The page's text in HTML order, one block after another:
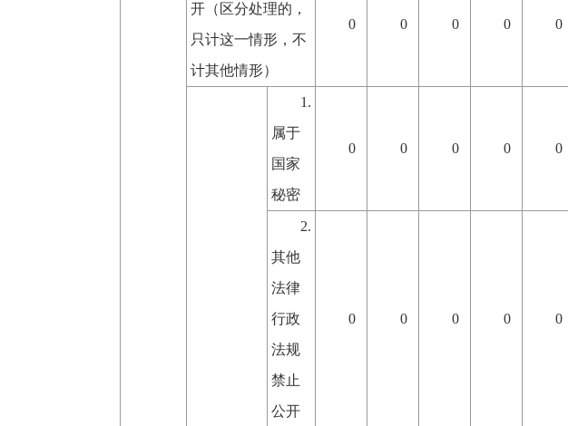
开（区分处理的，
只计这一情形，不
计其他情形）
0 0 0 0 0
1.
属于
国家
秘密
0 0 0 0 0
2.
其他
法律
行政
法规
禁止
公开
0 0 0 0 0